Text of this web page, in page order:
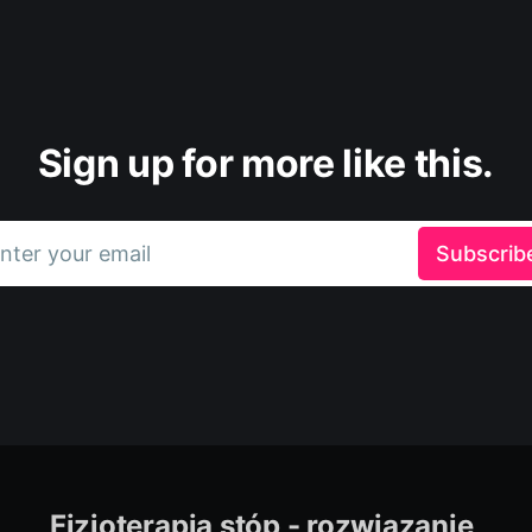
Sign up for more like this.
your email